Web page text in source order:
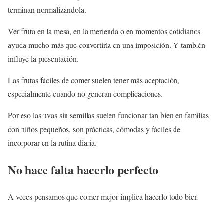
terminan normalizándola.
Ver fruta en la mesa, en la merienda o en momentos cotidianos
ayuda mucho más que convertirla en una imposición. Y también
influye la presentación.
Las frutas fáciles de comer suelen tener más aceptación,
especialmente cuando no generan complicaciones.
Por eso las uvas sin semillas suelen funcionar tan bien en familias
con niños pequeños, son prácticas, cómodas y fáciles de
incorporar en la rutina diaria.
No hace falta hacerlo perfecto
A veces pensamos que comer mejor implica hacerlo todo bien